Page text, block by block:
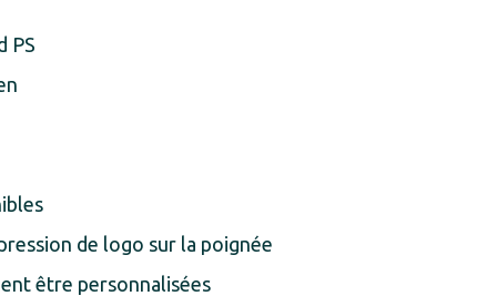
PS
de logo sur la poignée
être personnalisées